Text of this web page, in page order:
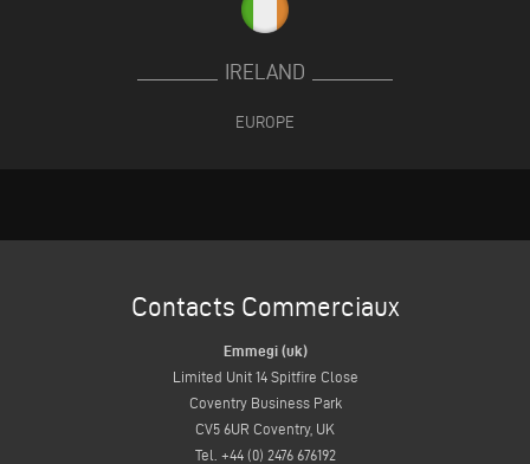
IRELAND
EUROPE
Contacts Commerciaux
Emmegi (uk)
Limited Unit 14 Spitfire Close
Coventry Business Park
CV5 6UR Coventry, UK
Tel. +44 (0) 2476 676192